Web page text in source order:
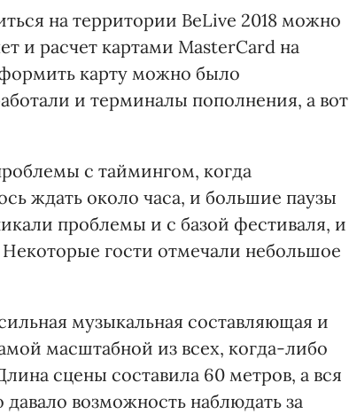
на территории BeLive 2018 можно
и расчет картами MasterCard на
карту можно было
и терминалы пополнения, а вот
с таймингом, когда
ждать около часа, и большие паузы
проблемы и с базой фестиваля, и
гости отмечали небольшое
музыкальная составляющая и
масштабной из всех, когда-либо
сцены составила 60 метров, а вся
возможность наблюдать за